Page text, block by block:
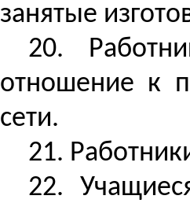
занятые
20.
отношение к
сети.
21.
22.